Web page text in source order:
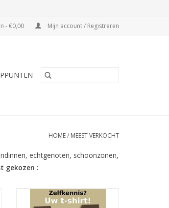
- €0,00 Mijn account / Registreren
HOME/ MEEST VERKOCHT
echtgenoten, schoonzonen,
gekozen :
Een gebed van de filosoof en
kerkvader Aurelius Augustinus